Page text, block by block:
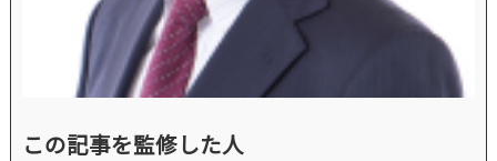
この記事を監修した人